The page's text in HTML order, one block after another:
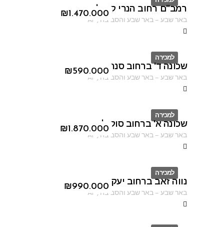
ID
₪1.470.000
רמב"ם רחוב הנרי קנדל
באר שבע–באר שבע והסביבה ,
AF
למכירה
ID
₪590.000
שכונה ד' ברחוב סנהדרין
באר שבע–באר שבע והסביבה ,
AF
למכירה
ID
₪1.870.000
שכונה א' ברחוב סוקולוב
באר שבע–באר שבע והסביבה ,
AF
למכירה
ID
₪990.000
נווה זאב ברחוב יעקב פיכמן
באר שבע–באר שבע והסביבה ,
AF